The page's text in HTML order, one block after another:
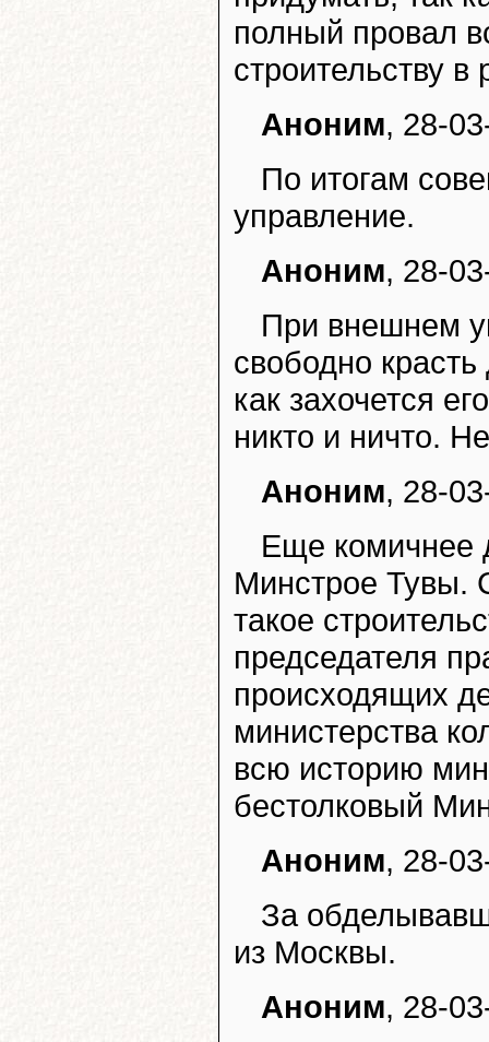
полный провал
строительству в
Аноним, 28-
По итогам
управление.
Аноним, 28-
При внешнем
свободно
как захочется
никто и ничто.
Аноним, 28-
Еще комичнее
Минстрое Тувы.
такое
председателя
происходящих
министерства
всю историю
бестолковый
Аноним, 28-
За
из Москвы.
Аноним, 28-